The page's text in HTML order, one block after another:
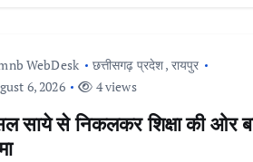
WebDesk छत्तीसगढ़ प्रदेश, रायपुर
6, 2026
4 views
साये से निकलकर शिक्षा की ओर